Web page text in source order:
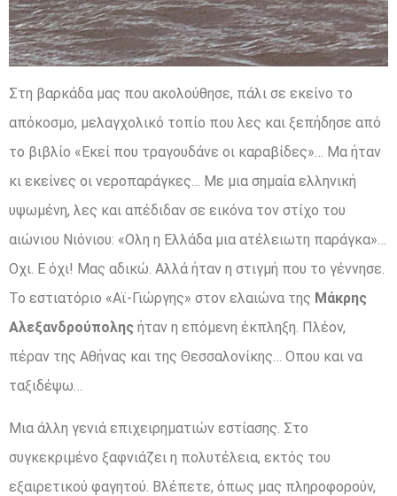
Στη βαρκάδα μας που ακολούθησε, πάλι σε εκείνο το
απόκοσμο, μελαγχολικό τοπίο που λες και ξεπήδησε από
το βιβλίο «Εκεί που τραγουδάνε οι καραβίδες»… Μα ήταν
κι εκείνες οι νεροπαράγκες… Με μια σημαία ελληνική
υψωμένη, λες και απέδιδαν σε εικόνα τον στίχο του
αιώνιου Νιόνιου: «Ολη η Ελλάδα μια ατέλειωτη παράγκα»…
Οχι. Ε όχι! Μας αδικώ. Αλλά ήταν η στιγμή που το γέννησε.
Το εστιατόριο «Αϊ-Γιώργης» στον ελαιώνα της Μάκρης
Αλεξανδρούπολης ήταν η επόμενη έκπληξη. Πλέον,
πέραν της Αθήνας και της Θεσσαλονίκης… Οπου και να
ταξιδέψω…
Μια άλλη γενιά επιχειρηματιών εστίασης. Στο
συγκεκριμένο ξαφνιάζει η πολυτέλεια, εκτός του
εξαιρετικού φαγητού. Βλέπετε, όπως μας πληροφορούν,